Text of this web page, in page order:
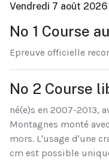
Vendredi 7 août 2026
No 1 Course
Epreuve officielle
No 2 Course
né(e)s en 2007-2013,
Montagnes monté
mors. L'usage d'une
cm est possible